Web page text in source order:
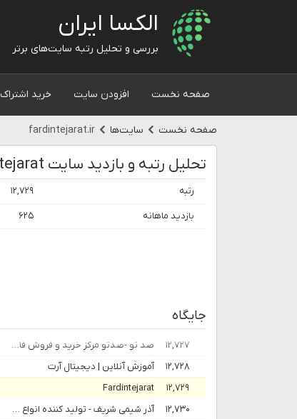
الکسا ایران
بررسی و تحلیل رتبه سایت‌های برتر
صفحه نخست افزودن سایت خرید اشتراک
صفحه نخست سایت‌ها fardintejarat.ir
تحلیل رتبه و بازدید سایت Fardintejarat
رتبه ۱۲,۷۲۹
بازدید ماهانه ۶۲۵
جایگاه
۱۲,۷۲۷ صد تو -صدتو مرکز خرید و فروش فایل و دوره های آموزشی
۱۲,۷۲۸
آموزش آنلاین | دیجیتال آرت
۱۲,۷۲۹
Fardintejarat
۱۲,۷۳۰
آذر شیمی شریف - تولید کننده انواع روانکارهای تخصصی